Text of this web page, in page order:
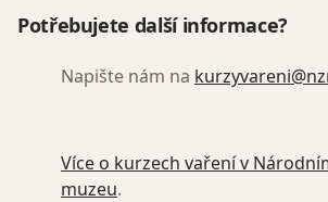
Potřebujete další informace?
Napište nám na
Více o kurzech vaření v
muzeu.